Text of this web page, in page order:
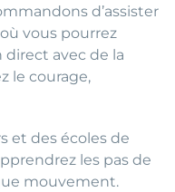
d’assister
vous pourrez
avec de la
le courage,
et des écoles de
les pas de
mouvement.